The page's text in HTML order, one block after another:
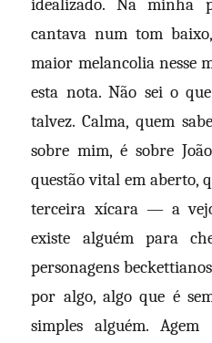
idealizado. Na minha
cantava num tom
maior melancolia nesse
esta nota. Não sei o
talvez. Calma, quem
sobre mim, é sobre
questão vital em aberto,
terceira xícara — a
existe alguém para
personagens
por algo, algo que é
simples alguém. Agem